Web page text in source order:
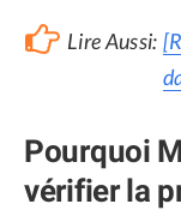
Lire Aussi:
Pourquoi
vérifier la